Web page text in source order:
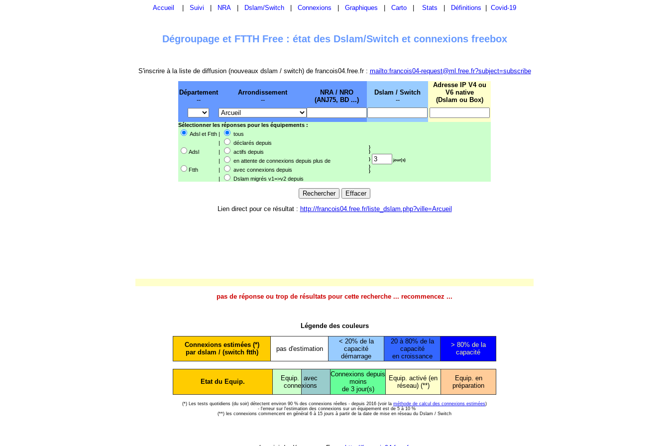
Accueil Suivi NRA Dslam/Switch Connexions Graphiques Carto Stats Définitions Covid-19
Dégroupage et FTTH Free : état des Dslam/Switch et connexions freebox
S'inscrire à la liste de diffusion (nouveaux dslam / switch) de francois04.free.fr : mailto:francois04-request@ml.free.fr?subject=subscribe
Département
--
Arrondissement
--
NRA / NRO
(ANJ75, BD ...)
Dslam / Switch
--
Adresse IP V4 ou
V6 native
(Dslam ou Box)
Sélectionner les réponses pour les équipements :
Adsl et Ftth |
tous
|
déclarés depuis
}
}
}
jour(s)
}
}
Adsl |
actifs depuis
|
en attente de connexions depuis plus de
Ftth
|
avec connexions depuis
|
Dslam migrés v1=>v2 depuis
Lien direct pour ce résultat : http://francois04.free.fr/liste_dslam.php?ville=Arcueil
pas de réponse ou trop de résultats pour cette recherche ... recommencez ...
Légende des couleurs
Connexions estimées (*)
par dslam / (switch ftth)
pas d'estimation
< 20% de la
capacité
démarrage
20 à 80% de la
capacité
en croissance
> 80% de la
capacité
Etat du Equip.
Equip.
conne
avec
xions
Connexions depuis
moins
de 3 jour(s)
Equip. activé (en
réseau) (**)
Equip. en
préparation
(*) Les tests quotidiens (du soir) détectent environ 90 % des connexions réelles - depuis 2016 (voir la méthode de calcul des connexions estimées)
- l'erreur sur l'estimation des connexions sur un équipement est de 5 à 10 %
(**) les connexions commencent en général 6 à 15 jours à partir de la date de mise en réseau du Dslam / Switch